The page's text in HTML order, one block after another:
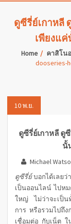
ดูซีรี่ย์เกาหลี
เพียงแค่
Home คาสิโน
dooseries-
10พ.ย.
ดูซีรี่ย์เกาหลี ดูซีรี่ย์24 ชั่วโมง ที่นี่ Dooseries-Hd เพียงแค่
นั้
Michael
ดูซีรี่ย์บอกได้เลยว่
เป็นออนไลน์ ไปห
ใหญ่ ไม่ว่าจะเป็
การ หรือรวมไปถึ
เชื่อมต่อ กับเน็ต